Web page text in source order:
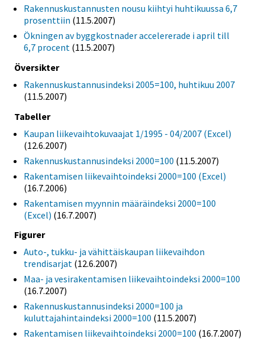
Rakennuskustannusten nousu kiihtyi huhtikuussa 6,7
prosenttiin (11.5.2007)
Ökningen av byggkostnader accelererade i april till
6,7 procent (11.5.2007)
Översikter
Rakennuskustannusindeksi 2005=100, huhtikuu 2007
(11.5.2007)
Tabeller
Kaupan liikevaihtokuvaajat 1/1995 - 04/2007 (Excel)
(12.6.2007)
Rakennuskustannusindeksi 2000=100 (11.5.2007)
Rakentamisen liikevaihtoindeksi 2000=100 (Excel)
(16.7.2006)
Rakentamisen myynnin määräindeksi 2000=100
(Excel) (16.7.2007)
Figurer
Auto-, tukku- ja vähittäiskaupan liikevaihdon
trendisarjat (12.6.2007)
Maa- ja vesirakentamisen liikevaihtoindeksi 2000=100
(16.7.2007)
Rakennuskustannusindeksi 2000=100 ja
kuluttajahintaindeksi 2000=100 (11.5.2007)
Rakentamisen liikevaihtoindeksi 2000=100 (16.7.2007)